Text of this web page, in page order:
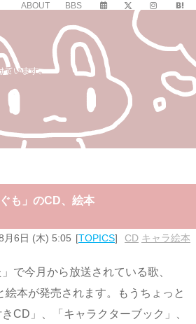
ABOUT BBS
ています。
も」のCD、絵本
月6日 (木) 5:05 TOPICS CD キャラ絵本
で今月から放送されている歌、
絵本が発売されます。もうちょっと
CD」、「キャラクターブック」、